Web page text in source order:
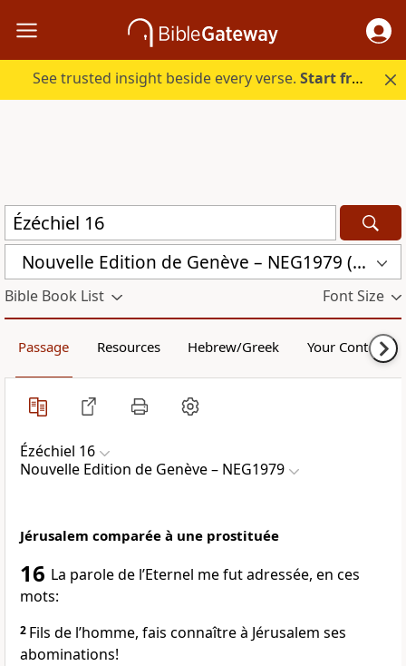
See trusted insight beside every verse.Start free.
Nouvelle Edition de Genève – NEG1979 (NEG1979)
Bible Book List Font Size
Passage Resources Hebrew/Greek Your Content
Ézéchiel 16
Nouvelle Edition de Genève – NEG1979
Jérusalem comparée à une prostituée
16 La parole de l’Eternel me fut adressée, en ces
mots:
2 Fils de l’homme, fais connaître à Jérusalem ses
abominations!